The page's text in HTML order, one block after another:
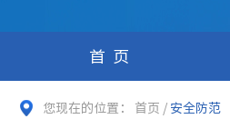
首页
您现在的位置： 首页 / 安全防范